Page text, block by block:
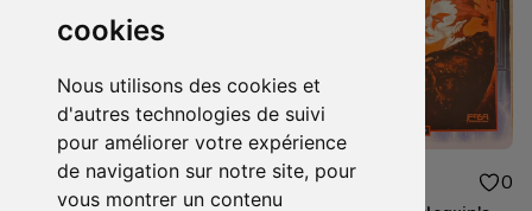
cookies
Nous utilisons des cookies et
d'autres technologies de suivi
pour améliorer votre expérience
de navigation sur notre site, pour
vous montrer un contenu
60.00€ 0 60.00€ 0